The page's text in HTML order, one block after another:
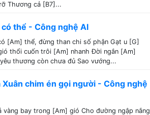
Thương cả [B7]...
có thể - Công nghệ AI
[Am] thể, đừng than chi số phận Gạt u [G]
thổi cuốn trôi [Am] nhanh Đời ngắn [Am]
thương còn chưa đủ Sao vướng...
Xuân chim én gọi người - Công nghệ
vàng bay trong [Am] gió Cho đường ngập nắng